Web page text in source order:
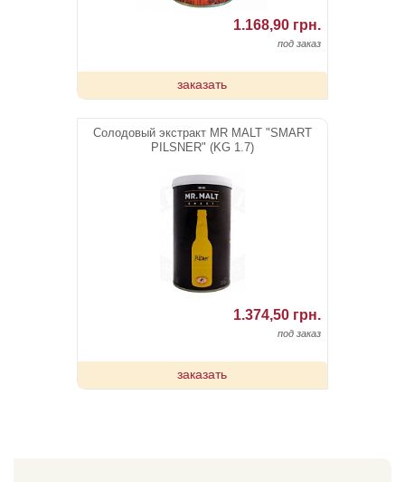
1.168,90 грн.
под заказ
заказать
Солодовый экстракт MR MALT "SMART
PILSNER" (KG 1.7)
1.374,50 грн.
под заказ
заказать